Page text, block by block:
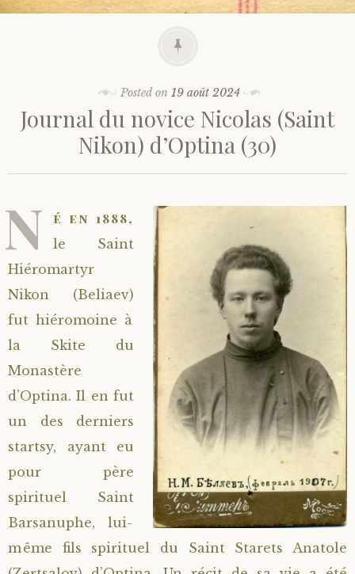
Posted on 19 août 2024
Journal du novice Nicolas (Saint
Nikon) d’Optina (30)
N é en 1888,
le Saint
Hiéromartyr
Nikon (Beliaev)
fut hiéromoine à
la Skite du
Monastère
d’Optina. Il en fut
un des derniers
startsy, ayant eu
pour père
spirituel Saint
Barsanuphe, lui-
même fils spirituel du Saint Starets Anatole